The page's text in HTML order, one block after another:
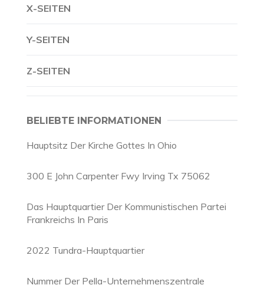
X-SEITEN
Y-SEITEN
Z-SEITEN
BELIEBTE INFORMATIONEN
Hauptsitz Der Kirche Gottes In Ohio
300 E John Carpenter Fwy Irving Tx 75062
Das Hauptquartier Der Kommunistischen Partei
Frankreichs In Paris
2022 Tundra-Hauptquartier
Nummer Der Pella-Unternehmenszentrale